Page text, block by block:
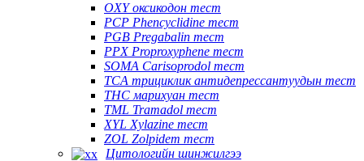
OXY оксикодон тест
PCP Phencyclidine тест
PGB Pregabalin тест
PPX Proproxyphene тест
SOMA Carisoprodol тест
TCA трициклик антидепрессантуудын тест
THC марихуан тест
TML Tramadol тест
XYL Xylazine тест
ZOL Zolpidem тест
Цитологийн шинжилгээ